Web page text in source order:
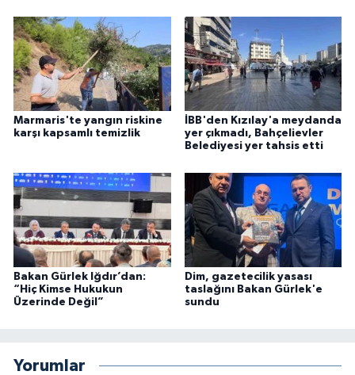
Marmaris'te yangın riskine
karşı kapsamlı temizlik
İBB'den Kızılay'a meydanda
yer çıkmadı, Bahçelievler
Belediyesi yer tahsis etti
Bakan Gürlek Iğdır’dan:
“Hiç Kimse Hukukun
Üzerinde Değil”
Dim, gazetecilik yasası
taslağını Bakan Gürlek'e
sundu
Yorumlar